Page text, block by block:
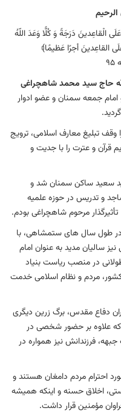
الْقاعِدينَ دَرَجَةً وَ كُلًّا وَعَدَ اللّهُ
القاعِدينَ أجرًا عَظيمًا﴾
حاج سید محمد شاهچراغی
امام جمعه سمنان و عضو ادوار
تبلیغ معارف اسلامی، ترویج
قرآن و عترت را با جدیت و
که آن فقید سعید ساکن سمنان شد و
و تدریس در حوزه علمیه
مرحوم شاهچراغی بودم.
در طول سال های ستمشاهی، با
سالیان مدید به عنوان امام
در منصب ریاست بنیاد
مردم و نظام اسلامی خدمت
دفاع مقدس، برگ زرین دیگری
که علاوه بر حضور شخصی در
فرزندانش نیز همواره در
احترام مردم دامغان هستند و
اخلاق حسنه و اینکه همیشه
مؤمنین قرار داشت.